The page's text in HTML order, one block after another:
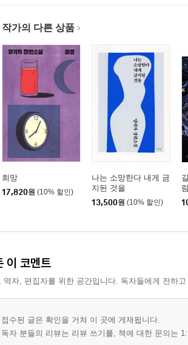
작가의 다른 상품
희망
17,820원 (10% 할인)
나는 소망한다 내게 금
지된 것을
13,500원 (10% 할인)
이 코멘트
역자, 편집자를 위한 공간입니다. 독자들에게 전하
접수된 글은 확인을 거쳐 이 곳에 게재됩니다.
독자 분들의 리뷰는 리뷰 쓰기를, 책에 대한 문의는